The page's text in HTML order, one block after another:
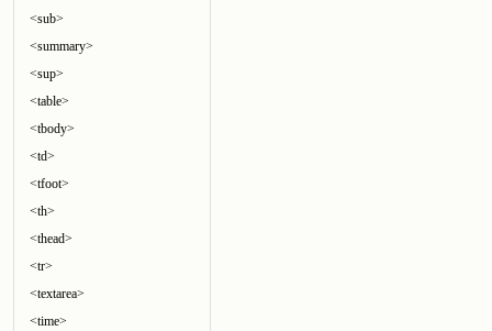
<sub>
<summary>
<sup>
<table>
<tbody>
<td>
<tfoot>
<th>
<thead>
<tr>
<textarea>
<time>